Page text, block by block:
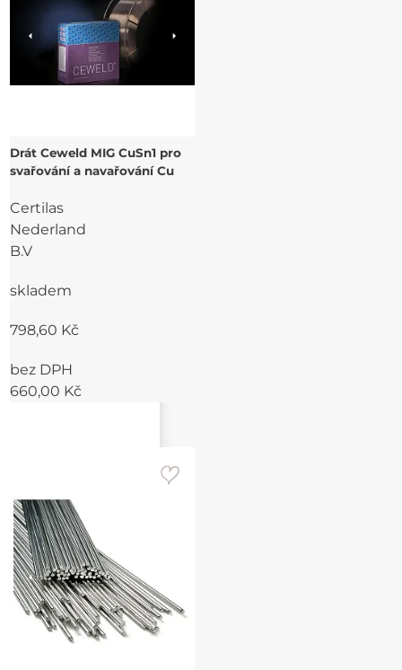
Drát Ceweld MIG CuSn1 pro
svařování a navařování Cu
Certilas
Nederland
B.V
skladem
798,60 Kč
bez DPH
660,00 Kč